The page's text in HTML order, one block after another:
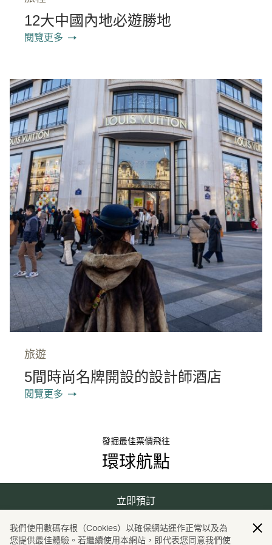
12大中國內地必遊勝地
閱覽更多
旅遊
5間時尚名牌開設的設計師酒店
閱覽更多
發掘最佳票價飛往
環球航點
立即預訂
我們使用數碼存根（Cookies）以確保網站運作正常以及為
您提供最佳體驗。若繼續使用本網站，即代表您同意我們使